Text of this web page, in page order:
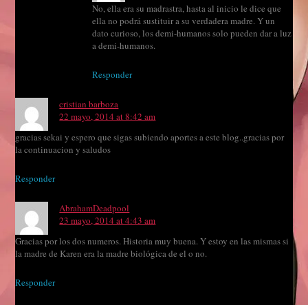
No, ella era su madrastra, hasta al inicio le dice que
ella no podrá sustituir a su verdadera madre. Y un
dato curioso, los demi-humanos solo pueden dar a luz
a demi-humanos.
Responder
cristian barboza
22 mayo, 2014 at 8:42 am
gracias sekai y espero que sigas subiendo aportes a este blog..gracias por
la continuacion y saludos
Responder
AbrahamDeadpool
23 mayo, 2014 at 4:43 am
Gracias por los dos numeros. Historia muy buena. Y estoy en las mismas si
la madre de Karen era la madre biológica de el o no.
Responder